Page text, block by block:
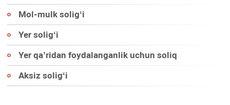
Mol-mulk soligʻi
Yer soligʻi
Yer qa’ridan foydalanganlik uchun soliq
Aksiz soligʻi